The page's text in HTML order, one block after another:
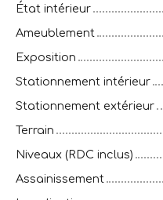
État intérieur
Ameublement
Exposition
Stationnement intérieur
Stationnement extérieur
Terrain
Niveaux (RDC inclus)
Assainissement